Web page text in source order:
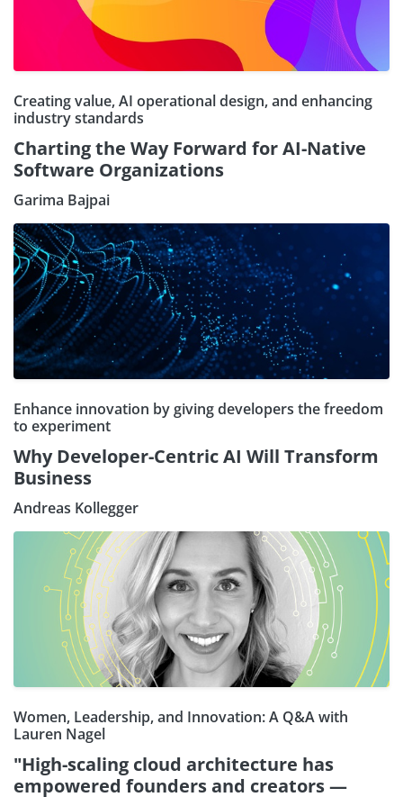
Creating value, AI operational design, and enhancing
industry standards
Charting the Way Forward for AI-Native
Software Organizations
Garima Bajpai
Enhance innovation by giving developers the freedom
to experiment
Why Developer-Centric AI Will Transform
Business
Andreas Kollegger
Women, Leadership, and Innovation: A Q&A with
Lauren Nagel
"High-scaling cloud architecture has
empowered founders and creators —